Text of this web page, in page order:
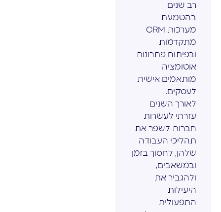
רב שנים
בהטמעת
מערכות CRM
מתקדמות
ובפיתוח פתרונות
אוטומציה
מותאמים אישית
לעסקים.
לאורך השנים
עזרתי לעשרות
חברות לשפר את
תהליכי העבודה
שלהן, לחסוך בזמן
ובמשאבים,
ולהגביר את
היעילות
התפעולית